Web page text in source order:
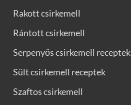
Rakott csirkemell
Rántott csirkemell
Serpenyős csirkemell receptek
Sült csirkemell receptek
Szaftos csirkemell